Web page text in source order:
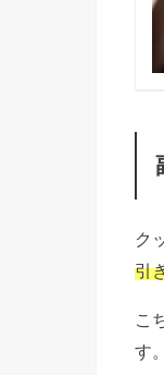
ク
引
こ
す。